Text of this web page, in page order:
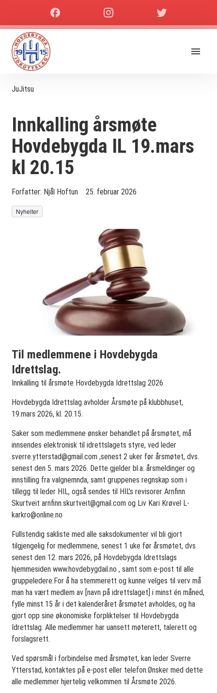
JuJitsu
Innkalling årsmøte
Hovdebygda IL 19.mars
kl 20.15
Forfatter: Njål Hoftun 25. februar 2026
Nyheiter
Til medlemmene i Hovdebygda
Idrettslag.
Innkalling til årsmøte Hovdebygda Idrettslag 2026
Hovdebygda Idrettslag avholder Årsmøte på klubbhuset,
19.mars 2026, kl. 20.15.
Saker som medlemmene ønsker behandlet på årsmøtet, må
innsendes elektronisk til idrettslagets styre, ved leder
sverre.ytterstad@gmail.com ,senest 2 uker før årsmøtet, dvs.
senest den 5. mars 2026. Dette gjelder bl.a. årsmeldinger og
innstilling fra valgnemnda, samt gruppenes regnskap som i
tillegg til leder HIL, også sendes til HIL’s revisorer Arnfinn
Skurtveit arnfinn.skurtveit@gmail.com og Liv Kari Krøvel L-
karkro@online.no
Fullstendig sakliste med alle saksdokumenter vil bli gjort
tilgjengelig for medlemmene, senest 1 uke før årsmøtet, dvs
senest den 12. mars 2026, på Hovdebygda Idrettslags
hjemmesiden www.hovdebygdail.no , samt som e-post til alle
gruppeledere.For å ha stemmerett og kunne velges til verv må
man ha vært medlem av [navn på idrettslaget] i minst én måned,
fylle minst 15 år i det kalenderåret årsmøtet avholdes, og ha
gjort opp sine økonomiske forpliktelser til Hovdebygda
Idrettslag. Alle medlemmer har uansett møterett, talerett og
forslagsrett.
Ved spørsmål i forbindelse med årsmøtet, kan leder Sverre
Ytterstad, kontaktes på e-post eller telefon.Ønsker med dette
alle medlemmer hjertelig velkommen til Årsmøte 2026.